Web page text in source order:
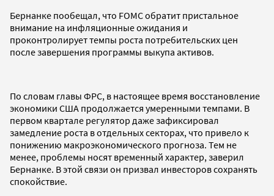
Бернанке пообещал, что FOMC обратит пристальное
внимание на инфляционные ожидания и
проконтролирует темпы роста потребительских цен
после завершения программы выкупа активов.
По словам главы ФРС, в настоящее время восстановление
экономики США продолжается умеренными темпами. В
первом квартале регулятор даже зафиксировал
замедление роста в отдельных секторах, что привело к
понижению макроэкономического прогноза. Тем не
менее, проблемы носят временный характер, заверил
Бернанке. В этой связи он призвал инвесторов сохранять
спокойствие.